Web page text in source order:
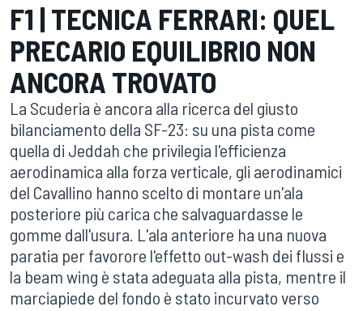
F1 | TECNICA FERRARI: QUEL
PRECARIO EQUILIBRIO NON
ANCORA TROVATO
La Scuderia è ancora alla ricerca del giusto
bilanciamento della SF-23: su una pista come
quella di Jeddah che privilegia l'efficienza
aerodinamica alla forza verticale, gli aerodinamici
del Cavallino hanno scelto di montare un'ala
posteriore più carica che salvaguardasse le
gomme dall'usura. L'ala anteriore ha una nuova
paratia per favorore l'effetto out-wash dei flussi e
la beam wing è stata adeguata alla pista, mentre il
marciapiede del fondo è stato incurvato verso